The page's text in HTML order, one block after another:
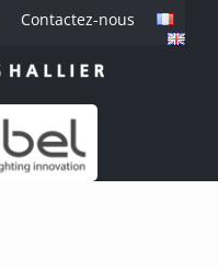
Contactez-nous